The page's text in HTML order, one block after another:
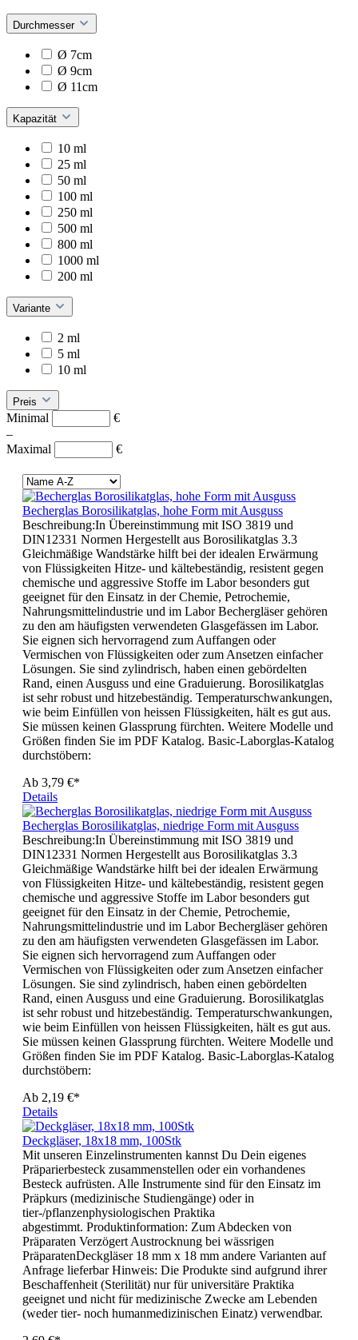
Durchmesser
Ø 7cm
Ø 9cm
Ø 11cm
Kapazität
10 ml
25 ml
50 ml
100 ml
250 ml
500 ml
800 ml
1000 ml
200 ml
Variante
2 ml
5 ml
10 ml
Preis
Minimal
€
–
Maximal
€
Becherglas Borosilikatglas, hohe Form mit Ausguss
Beschreibung:In Übereinstimmung mit ISO 3819 und
DIN12331 Normen Hergestellt aus Borosilikatglas 3.3
Gleichmäßige Wandstärke hilft bei der idealen Erwärmung
von Flüssigkeiten Hitze- und kältebeständig, resistent gegen
chemische und aggressive Stoffe im Labor besonders gut
geeignet für den Einsatz in der Chemie, Petrochemie,
Nahrungsmittelindustrie und im Labor Bechergläser gehören
zu den am häufigsten verwendeten Glasgefässen im Labor.
Sie eignen sich hervorragend zum Auffangen oder
Vermischen von Flüssigkeiten oder zum Ansetzen einfacher
Lösungen. Sie sind zylindrisch, haben einen gebördelten
Rand, einen Ausguss und eine Graduierung. Borosilikatglas
ist sehr robust und hitzebeständig. Temperaturschwankungen,
wie beim Einfüllen von heissen Flüssigkeiten, hält es gut aus.
Sie müssen keinen Glassprung fürchten. Weitere Modelle und
Größen finden Sie im PDF Katalog. Basic-Laborglas-Katalog
durchstöbern:
Ab 3,79 €*
Details
Becherglas Borosilikatglas, niedrige Form mit Ausguss
Beschreibung:In Übereinstimmung mit ISO 3819 und
DIN12331 Normen Hergestellt aus Borosilikatglas 3.3
Gleichmäßige Wandstärke hilft bei der idealen Erwärmung
von Flüssigkeiten Hitze- und kältebeständig, resistent gegen
chemische und aggressive Stoffe im Labor besonders gut
geeignet für den Einsatz in der Chemie, Petrochemie,
Nahrungsmittelindustrie und im Labor Bechergläser gehören
zu den am häufigsten verwendeten Glasgefässen im Labor.
Sie eignen sich hervorragend zum Auffangen oder
Vermischen von Flüssigkeiten oder zum Ansetzen einfacher
Lösungen. Sie sind zylindrisch, haben einen gebördelten
Rand, einen Ausguss und eine Graduierung. Borosilikatglas
ist sehr robust und hitzebeständig. Temperaturschwankungen,
wie beim Einfüllen von heissen Flüssigkeiten, hält es gut aus.
Sie müssen keinen Glassprung fürchten. Weitere Modelle und
Größen finden Sie im PDF Katalog. Basic-Laborglas-Katalog
durchstöbern:
Ab 2,19 €*
Details
Deckgläser, 18x18 mm, 100Stk
Mit unseren Einzelinstrumenten kannst Du Dein eigenes
Präparierbesteck zusammenstellen oder ein vorhandenes
Besteck aufrüsten. Alle Instrumente sind für den Einsatz im
Präpkurs (medizinische Studiengänge) oder in
tier-/pflanzenphysiologischen Praktika
abgestimmt. Produktinformation: Zum Abdecken von
Präparaten Verzögert Austrocknung bei wässrigen
PräparatenDeckgläser 18 mm x 18 mm andere Varianten auf
Anfrage lieferbar Hinweis: Die Produkte sind aufgrund ihrer
Beschaffenheit (Sterilität) nur für universitäre Praktika
geeignet und nicht für medizinische Zwecke am Lebenden
(weder tier- noch humanmedizinischen Einatz) verwendbar.